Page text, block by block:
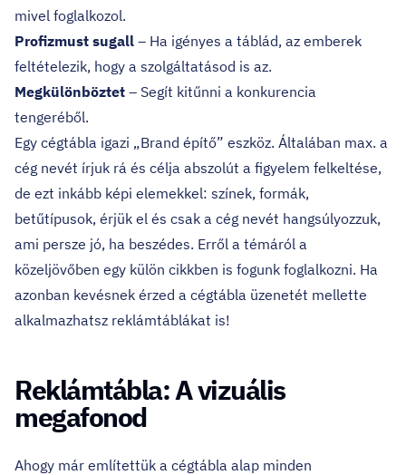
mivel foglalkozol.
Profizmust sugall – Ha igényes a táblád, az emberek
feltételezik, hogy a szolgáltatásod is az.
Megkülönböztet – Segít kitűnni a konkurencia
tengeréből.
Egy cégtábla igazi „Brand építő” eszköz. Általában max. a
cég nevét írjuk rá és célja abszolút a figyelem felkeltése,
de ezt inkább képi elemekkel: színek, formák,
betűtípusok, érjük el és csak a cég nevét hangsúlyozzuk,
ami persze jó, ha beszédes. Erről a témáról a
közeljövőben egy külön cikkben is fogunk foglalkozni. Ha
azonban kevésnek érzed a cégtábla üzenetét mellette
alkalmazhatsz reklámtáblákat is!
Reklámtábla: A vizuális
megafonod
Ahogy már említettük a cégtábla alap minden